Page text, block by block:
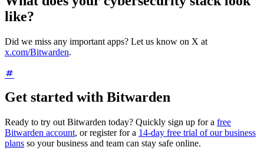
like?
Did we miss any important apps? Let us know on X at
x.com/Bitwarden.
Get started with Bitwarden
Ready to try out Bitwarden today? Quickly sign up for a free
Bitwarden account, or register for a 14-day free trial of our business
plans so your business and team can stay safe online.